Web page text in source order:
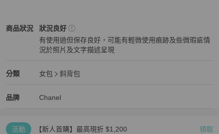
再次感謝您的配合與體諒 🙏
💳 支援 零卡分期付款，歡迎隨時私訊洽詢！
⚠️ 注意事項：二手商品售出後恕不接受退換貨，敬請理解。
商品狀況
Chanel女包商品狀態與細節
狀況良好
有使用過但保存良好，可能有輕微使用痕跡及些微瑕疵情
況於照片及文字描述呈現
分類
Chanel 女包分類資訊
女包
斜背包
品牌
Chanel 精品女包品牌介紹
Chanel
Chanel 推薦清單
活動 【新人首購】最高現折 $1,200 領取